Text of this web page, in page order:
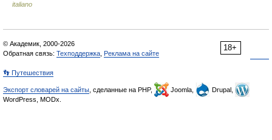
italiano
18+
© Академик, 2000-2026
Обратная связь: Техподдержка Реклама на сайте
👣 Путешествия
Экспорт словарей на сайты , сделанные на PHP, Joomla,
Drupal,
WordPress, MODx.